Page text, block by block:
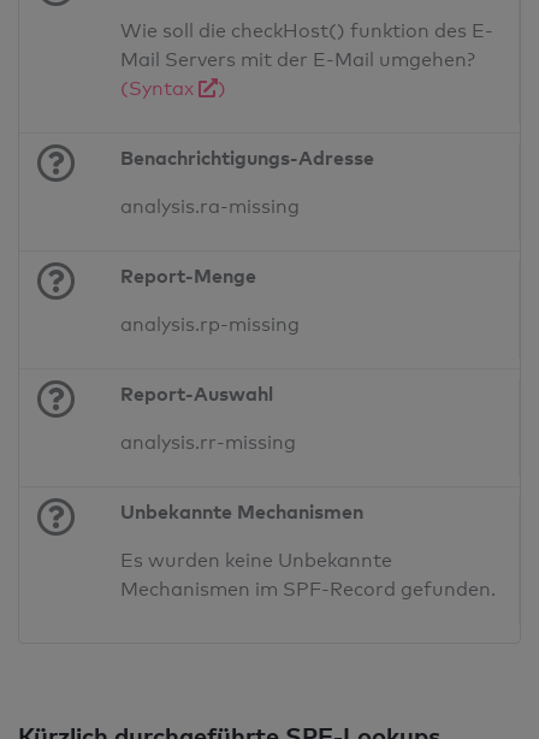
Wie soll die checkHost() funktion des E-
Mail Servers mit der E-Mail umgehen?
(Syntax
)
Benachrichtigungs-Adresse
analysis.ra-missing
Report-Menge
analysis.rp-missing
Report-Auswahl
analysis.rr-missing
Unbekannte Mechanismen
Es wurden keine Unbekannte
Mechanismen im SPF-Record gefunden.